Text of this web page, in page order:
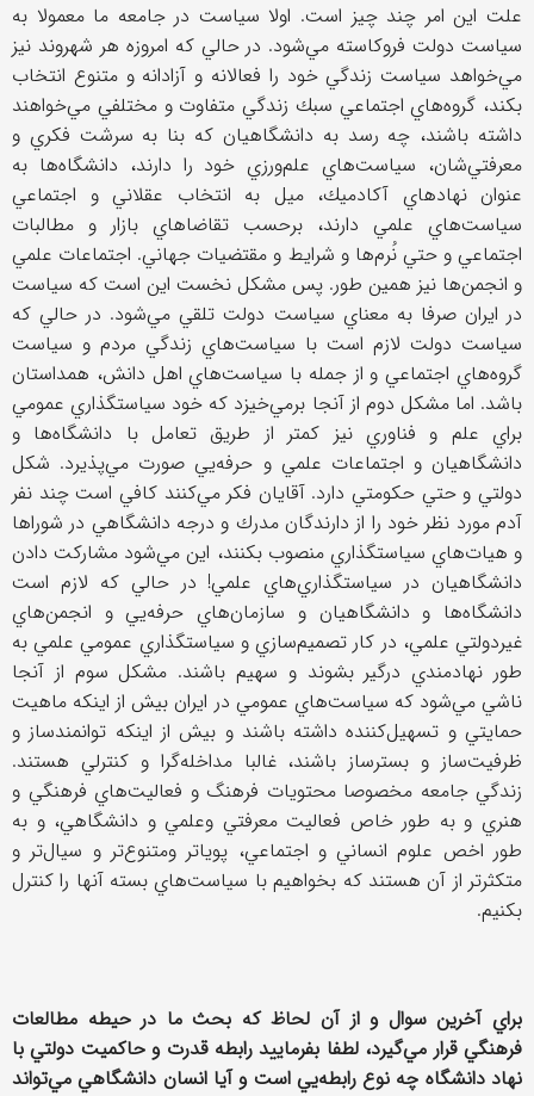
علت اين امر چند چيز است. اولا سياست در جامعه ما معمولا به
سياست دولت فروكاسته مي‌شود. در حالي كه امروزه هر شهروند نيز
مي‌خواهد سياست زندگي خود را فعالانه و آزادانه و متنوع انتخاب
بكند، گروه‌هاي اجتماعي سبك زندگي متفاوت و مختلفي مي‌خواهند
داشته باشند، چه رسد به دانشگاهيان كه بنا به سرشت فكري و
معرفتي‌شان، سياست‌هاي علم‌ورزي خود را دارند، دانشگاه‌ها به
عنوان نهادهاي آكادميك، ميل به انتخاب عقلاني و اجتماعي
سياست‌هاي علمي دارند، برحسب تقاضاهاي بازار و مطالبات
اجتماعي و حتي نُرم‌ها و شرايط و مقتضيات جهاني. اجتماعات علمي
و انجمن‌ها نيز همين طور. پس مشكل نخست اين است كه سياست
در ايران صرفا به معناي سياست دولت تلقي مي‌شود. در حالي كه
سياست دولت لازم است با سياست‌هاي زندگي مردم و سياست
گروه‌هاي اجتماعي و از جمله با سياست‌هاي اهل دانش، همداستان
باشد. اما مشكل دوم از آنجا برمي‌خيزد كه خود سياستگذاري عمومي
براي علم و فناوري نيز كمتر از طريق تعامل با دانشگاه‌ها و
دانشگاهيان و اجتماعات علمي و حرفه‌يي صورت مي‌پذيرد. شكل
دولتي و حتي حكومتي دارد. آقايان فكر مي‌كنند كافي است چند نفر
آدم مورد نظر خود را از دارندگان مدرك و درجه دانشگاهي در شوراها
و هيات‌هاي سياستگذاري منصوب بكنند، اين مي‌شود مشاركت دادن
دانشگاهيان در سياستگذاري‌هاي علمي! در حالي كه لازم است
دانشگاه‌ها و دانشگاهيان و سازمان‌هاي حرفه‌يي و انجمن‌هاي
غيردولتي علمي، در كار تصميم‌سازي و سياستگذاري عمومي علمي به
طور نهادمندي درگير بشوند و سهيم باشند. مشكل سوم از آنجا
ناشي مي‌شود كه سياست‌هاي عمومي در ايران بيش از اينكه ماهيت
حمايتي و تسهيل‌كننده داشته باشند و بيش از اينكه توانمند‌ساز و
ظرفيت‌ساز و بسترساز باشند، غالبا مداخله‌گرا و كنترلي هستند.
زندگي جامعه مخصوصا محتويات فرهنگ و فعاليت‌هاي فرهنگي و
هنري و به طور خاص فعاليت معرفتي وعلمي و دانشگاهي، و به
طور اخص علوم انساني و اجتماعي، پوياتر ومتنوع‌تر و سيال‌تر و
متكثر‌تر از آن هستند كه بخواهيم با سياست‌هاي بسته آنها را كنترل
بكنيم.
براي آخرين سوال و از آن لحاظ كه بحث ما در حيطه مطالعات
فرهنگي قرار مي‌گيرد، لطفا بفرماييد رابطه قدرت و حاكميت دولتي با
نهاد دانشگاه چه نوع رابطه‌يي است و آيا انسان دانشگاهي مي‌تواند